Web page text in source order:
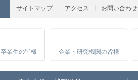
サイトマップ アクセス お問い合わせ
卒業生の皆様 企業・研究機関の皆様